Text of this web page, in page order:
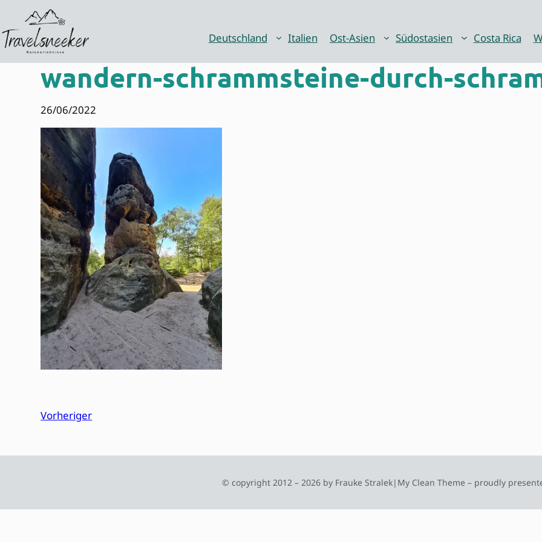
Inhalt
springen
Deutschland Italien Ost-Asien Südostasien Costa Rica
wandern-schrammsteine-durch-
26/06/2022
Vorheriger
© copyright 2012 – 2026 by Frauke Stralek| My Clean Theme – proudly